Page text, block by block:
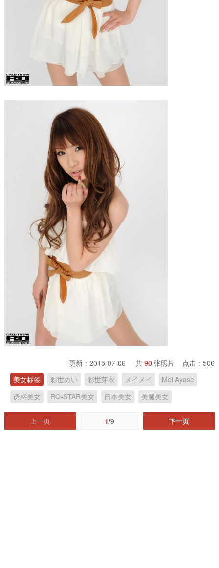
更新：2015-07-06 共90 张照片 点击：506
美女标签
彩世めい 彩世芽衣 メイメイ
Mei Ayase
诱惑美女
RQ-STAR美女 日本美女 美腿美女
上一页 1/9 下一页